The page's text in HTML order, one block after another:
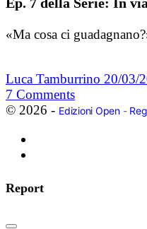
Ep. 7 della Serie: In
«Ma cosa ci
Luca Tamburrino 20/03/
7 Comments
© 2026 - Edizioni Open-
Report